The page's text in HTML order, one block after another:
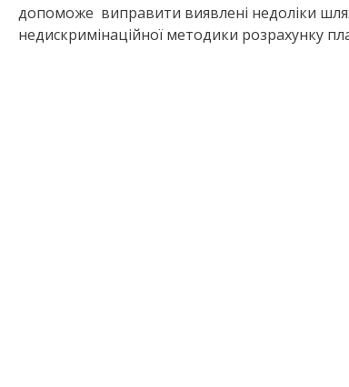
допоможе виправити виявлені недоліки
недискримінаційної методики розрахунку